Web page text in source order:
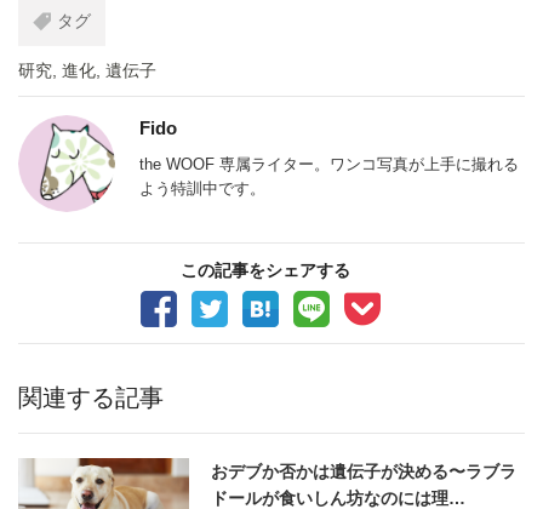
タグ
研究 進化 遺伝子
Fido
the WOOF 専属ライター。ワンコ写真が上手に撮れる
よう特訓中です。
この記事をシェアする
関連する記事
おデブか否かは遺伝子が決める〜ラブラ
ドールが食いしん坊なのには理…